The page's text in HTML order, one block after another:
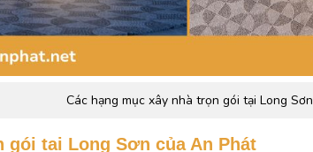
Các hạng mục xây nhà trọn gói tại Long Sơn
gói tại Long Sơn của An Phát